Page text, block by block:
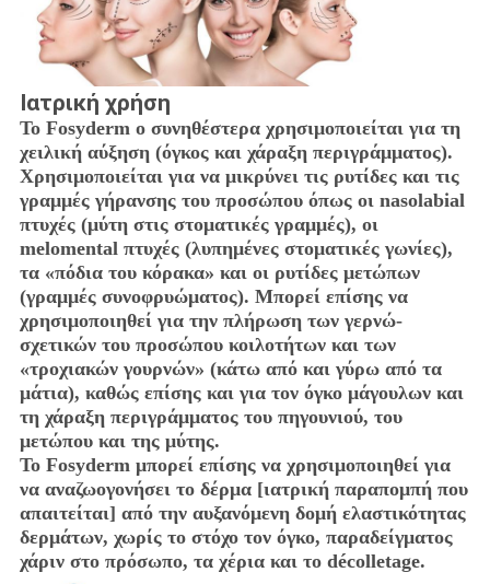
Ιατρική χρήση
Το Fosyderm ο συνηθέστερα χρησιμοποιείται για τη
χειλική αύξηση (όγκος και χάραξη περιγράμματος).
Χρησιμοποιείται για να μικρύνει τις ρυτίδες και τις
γραμμές γήρανσης του προσώπου όπως οι nasolabial
πτυχές (μύτη στις στοματικές γραμμές), οι
melomental πτυχές (λυπημένες στοματικές γωνίες),
τα «πόδια του κόρακα» και οι ρυτίδες μετώπων
(γραμμές συνοφρυώματος). Μπορεί επίσης να
χρησιμοποιηθεί για την πλήρωση των γερνώ-
σχετικών του προσώπου κοιλοτήτων και των
«τροχιακών γουρνών» (κάτω από και γύρω από τα
μάτια), καθώς επίσης και για τον όγκο μάγουλων και
τη χάραξη περιγράμματος του πηγουνιού, του
μετώπου και της μύτης.
Το Fosyderm μπορεί επίσης να χρησιμοποιηθεί για
να αναζωογονήσει το δέρμα [ιατρική παραπομπή που
απαιτείται] από την αυξανόμενη δομή ελαστικότητας
δερμάτων, χωρίς το στόχο τον όγκο, παραδείγματος
χάριν στο πρόσωπο, τα χέρια και το décolletage.